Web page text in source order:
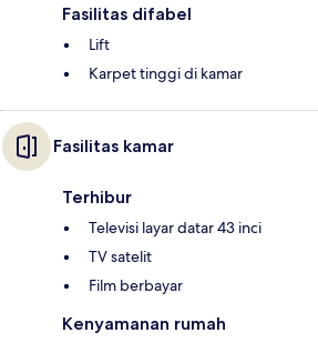
Fasilitas difabel
Lift
Karpet tinggi di kamar
Fasilitas kamar
Terhibur
Televisi layar datar 43 inci
TV satelit
Film berbayar
Kenyamanan rumah